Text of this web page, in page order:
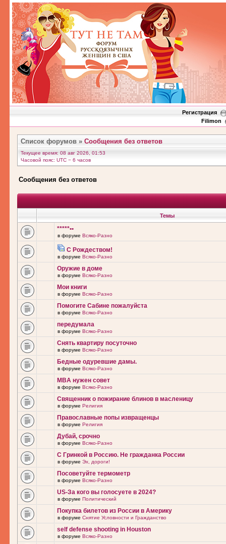
Регистрация
Filimon
Список форумов » Сообщения без ответов
Текущее время: 08 авг 2026, 01:53
Часовой пояс: UTC − 6 часов
Сообщения без ответов
Темы
*****••
в форуме Всяко-Разно
С Рождеством!
в форуме Всяко-Разно
Оружие в доме
в форуме Всяко-Разно
Мои книги
в форуме Всяко-Разно
Помогите Сабине пожалуйста
в форуме Всяко-Разно
передумала
в форуме Всяко-Разно
Снять квартиру посуточно
в форуме Всяко-Разно
Бедные одуревшие дамы.
в форуме Всяко-Разно
MBA нужен совет
в форуме Всяко-Разно
Священник о пожирание блинов в масленицу
в форуме Религия
Православные попы извращенцы
в форуме Религия
Дубай, срочно
в форуме Всяко-Разно
С Гринкой в Россию. Не гражданка России
в форуме Эх, дороги!
Посоветуйте термометр
в форуме Всяко-Разно
US-За кого вы голосуете в 2024?
в форуме Политический
Покупка билетов из России в Америку
в форуме Снятие Условности и Гражданство
self defense shooting in Houston
в форуме Всяко-Разно